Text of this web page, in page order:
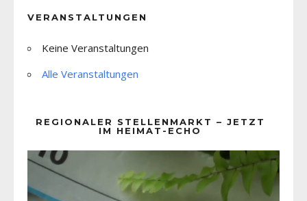
VERANSTALTUNGEN
Keine Veranstaltungen
Alle Veranstaltungen
REGIONALER STELLENMARKT – JETZT
IM HEIMAT-ECHO
Player